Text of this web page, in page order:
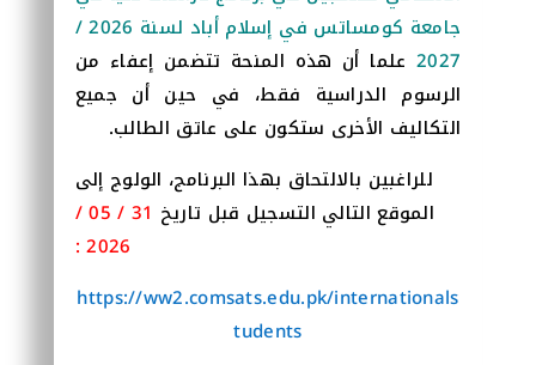
جامعة كومساتس في إسلام أباد لسنة 2026 /
2027علما أن هذه المنحة تتضمن إعفاء من
الرسوم الدراسية فقط، في حين أن جميع
التكاليف الأخرى ستكون على عاتق الطالب.
للراغبين بالالتحاق بهذا البرنامج، الولوج إلى
الموقع التالي التسجيل قبل تاريخ
31 / 05 /
2026 :
https://ww2.comsats.edu.pk/internationals
tudents